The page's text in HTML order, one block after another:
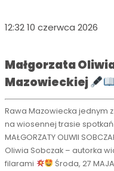
12:32 10 czerwca 2026
Małgorzata
Mazowieckiej
Rawa Mazowiecka jednym
na wiosennej trasie
MAŁGORZATY OLIWII
Oliwia Sobczak – autorka
filarami
Środa, 27